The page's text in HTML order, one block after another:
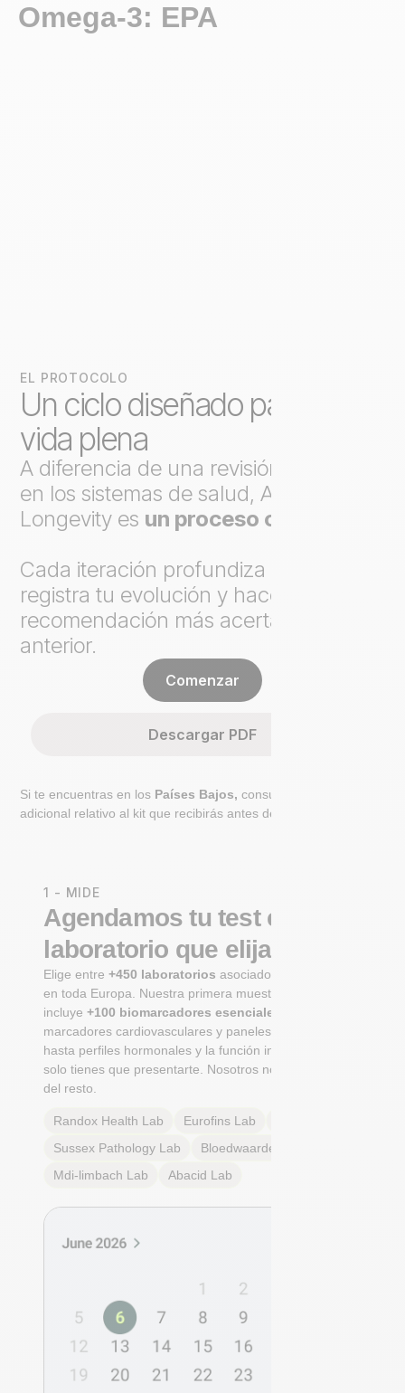
Omega-3: EPA
EL PROTOCOLO
Un ciclo diseñado para una
vida plena
A diferencia de una revisión puntual
en los sistemas de salud, Axo
Longevity es un proceso continuo
Cada iteración profundiza el análisis,
registra tu evolución y hace cada
recomendación más acertada que la
anterior.
Comenzar
Descargar PDF
Si te encuentras en los Países Bajos, consulta el paso
adicional relativo al kit que recibirás antes de ir al laboratorio.
1 - MIDE
Agendamos tu test en un
laboratorio que elijas
Elige entre+450 laboratoriosasociados certificados
en toda Europa. Nuestra primera muestra integral
incluye+100 biomarcadores esenciales
marcadores cardiovasculares y paneles metabólicos
hasta perfiles hormonales y la función inmunológica. Tú
solo tienes que presentarte. Nosotros nos encargamos
del resto.
Randox Health Lab Eurofins Lab
Sussex Pathology Lab Bloedwaardentest
Mdi-limbach Lab Abacid Lab